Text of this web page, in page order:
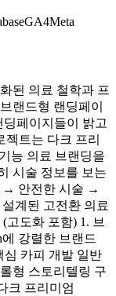
GA4Meta
된 의료 철학과 프
랜드형 랜딩페이
페이지들이 밝고
트는 다크 프리
능 의료 브랜딩을
시술 정보를 보는
→ 안전한 시술 →
계된 고전환 의료
고도화 포함) 1. 브
강렬한 브랜드
심 카피 개발 일반
형 스토리텔링 구
크 프리미엄